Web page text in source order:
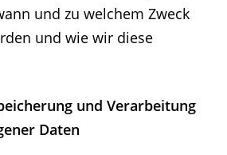
und zu welchem Zweck
und wie wir diese
und Verarbeitung
Daten